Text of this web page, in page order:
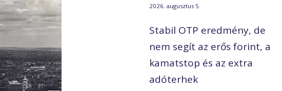
2026. augusztus 5.
Stabil OTP eredmény, de
nem segít az erős forint, a
kamatstop és az extra
adóterhek